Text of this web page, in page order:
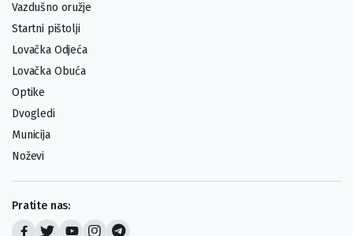
Vazdušno oružje
Startni pištolji
Lovačka Odjeća
Lovačka Obuća
Optike
Dvogledi
Municija
Noževi
Pratite nas: